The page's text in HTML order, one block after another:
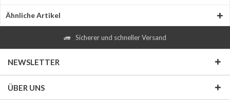
Ähnliche Artikel
Sicherer und schneller Versand
NEWSLETTER
ÜBER UNS